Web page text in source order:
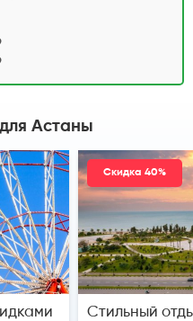
для Астаны
Скидка 40%
Стильный